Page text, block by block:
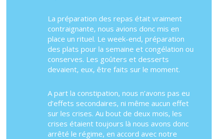
La préparation des repas était vraiment
contraignante, nous avions donc mis en
place un rituel. Le week-end, préparation
des plats pour la semaine et congélation ou
conserves. Les goûters et desserts
devaient, eux, être faits sur le moment.
A part la constipation, nous n’avons pas eu
d’effets secondaires, ni même aucun effet
sur les crises. Au bout de deux mois, les
crises étaient toujours là nous avons donc
arrêté le régime, en accord avec notre